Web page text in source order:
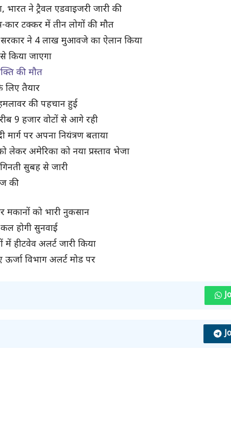
ने ट्रैवल एडवाइजरी जारी की
टक्कर में तीन लोगों की मौत
सरकार ने 4 लाख मुआवजे का ऐलान किया
किया जाएगा
की मौत
लिए तैयार
की पहचान हुई
9 हजार वोटों से आगे रही
पर अपना नियंत्रण बताया
लेकर अमेरिका को नया प्रस्ताव भेजा
सुबह से जारी
की
को भारी नुकसान
कल होगी सुनवाई
हीटवेव अलर्ट जारी किया
विभाग अलर्ट मोड पर